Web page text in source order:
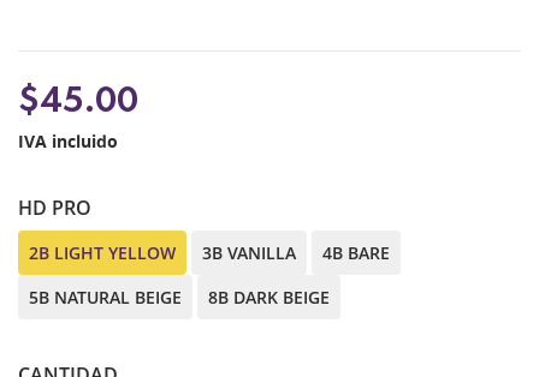
$45.00
IVA incluido
HD PRO
2B LIGHT YELLOW 3B VANILLA
4B BARE
5B NATURAL BEIGE
8B DARK BEIGE